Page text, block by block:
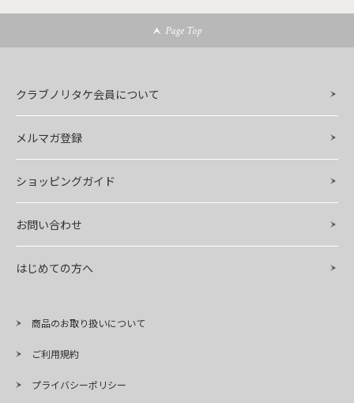
Page Top
クラブノリタケ会員について
メルマガ登録
ショッピングガイド
お問い合わせ
はじめての方へ
商品のお取り扱いについて
ご利用規約
プライバシーポリシー